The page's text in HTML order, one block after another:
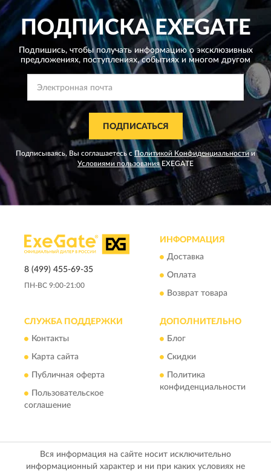
ПОДПИСКАEXEGATE
Подпишись, чтобы получать информацию о эксклюзивных
предложениях, поступлениях, событиях и многом другом
ПОДПИСАТЬСЯ
Подписываясь, Вы соглашаетесь сПолитикой Конфиденциальности и
Условиями пользованияEXEGATE
8 (499) 455-69-35
ПН-ВС 9:00-21:00
ИНФОРМАЦИЯ
Доставка
Оплата
Возврат товара
СЛУЖБА ПОДДЕРЖКИ
Контакты
Карта сайта
Публичная оферта
Пользовательское
соглашение
ДОПОЛНИТЕЛЬНО
Блог
Скидки
Политика
конфиденциальности
Вся информация на сайте носит исключительно
информационный характер и ни при каких условиях не